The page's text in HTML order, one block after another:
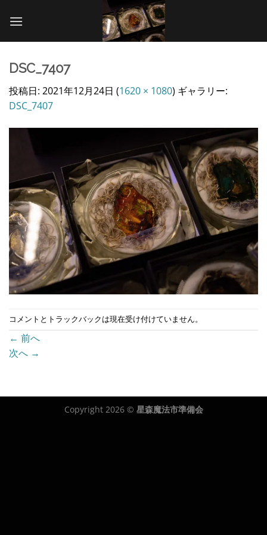
DSC_7407
投稿日: 2021年12月24日 (1620 × 1080) ギャラリー:
DSC_7407
コメントとトラックバックは現在受け付けていません。
← 前へ
次へ →
Copyright 2026 © 星森魔法市準備会